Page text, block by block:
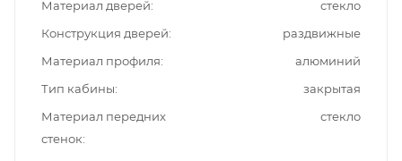
Материал дверей
стекло
Конструкция дверей
раздвижные
Материал профиля
алюминий
Тип кабины
закрытая
Материал передних
стенок
стекло